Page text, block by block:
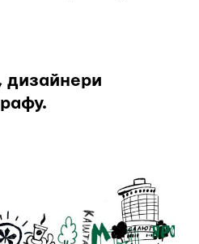
дизайнери